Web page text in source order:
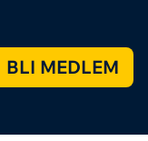
BLI MEDLEM